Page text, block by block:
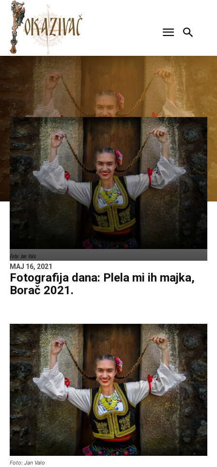
Foto: Jan Valo
MAJ 16, 2021
Fotografija dana: Plela mi ih majka,
Borač 2021.
Foto: Jan Valo